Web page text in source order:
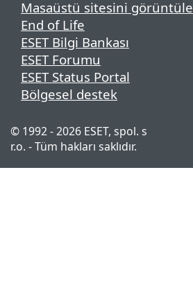
Masaüstü sitesini görüntüle
End of Life
ESET Bilgi Bankası
ESET Forumu
ESET Status Portal
Bölgesel destek
© 1992 - 2026 ESET, spol. s
r.o. - Tüm hakları saklıdır.